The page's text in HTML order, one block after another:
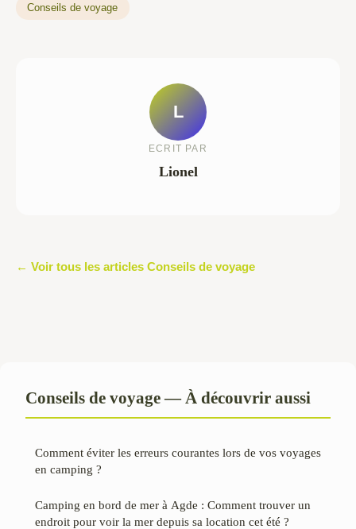
Conseils de voyage
L
ECRIT PAR
Lionel
← Voir tous les articles Conseils de voyage
Conseils de voyage — À découvrir aussi
Comment éviter les erreurs courantes lors de vos voyages
en camping ?
Camping en bord de mer à Agde : Comment trouver un
endroit pour voir la mer depuis sa location cet été ?